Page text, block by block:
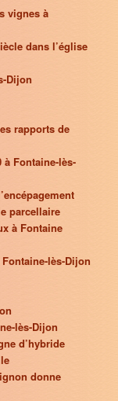
vignes à
dans l’église
Dijon
rapports de
Fontaine-lès-
parcellaire
à Fontaine
lès-Dijon
lès-Dijon
d’hybride
donne